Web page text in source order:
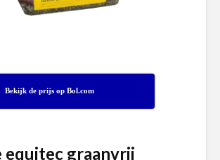
Bekijk de prijs op Bol.com
equitec graanvrij